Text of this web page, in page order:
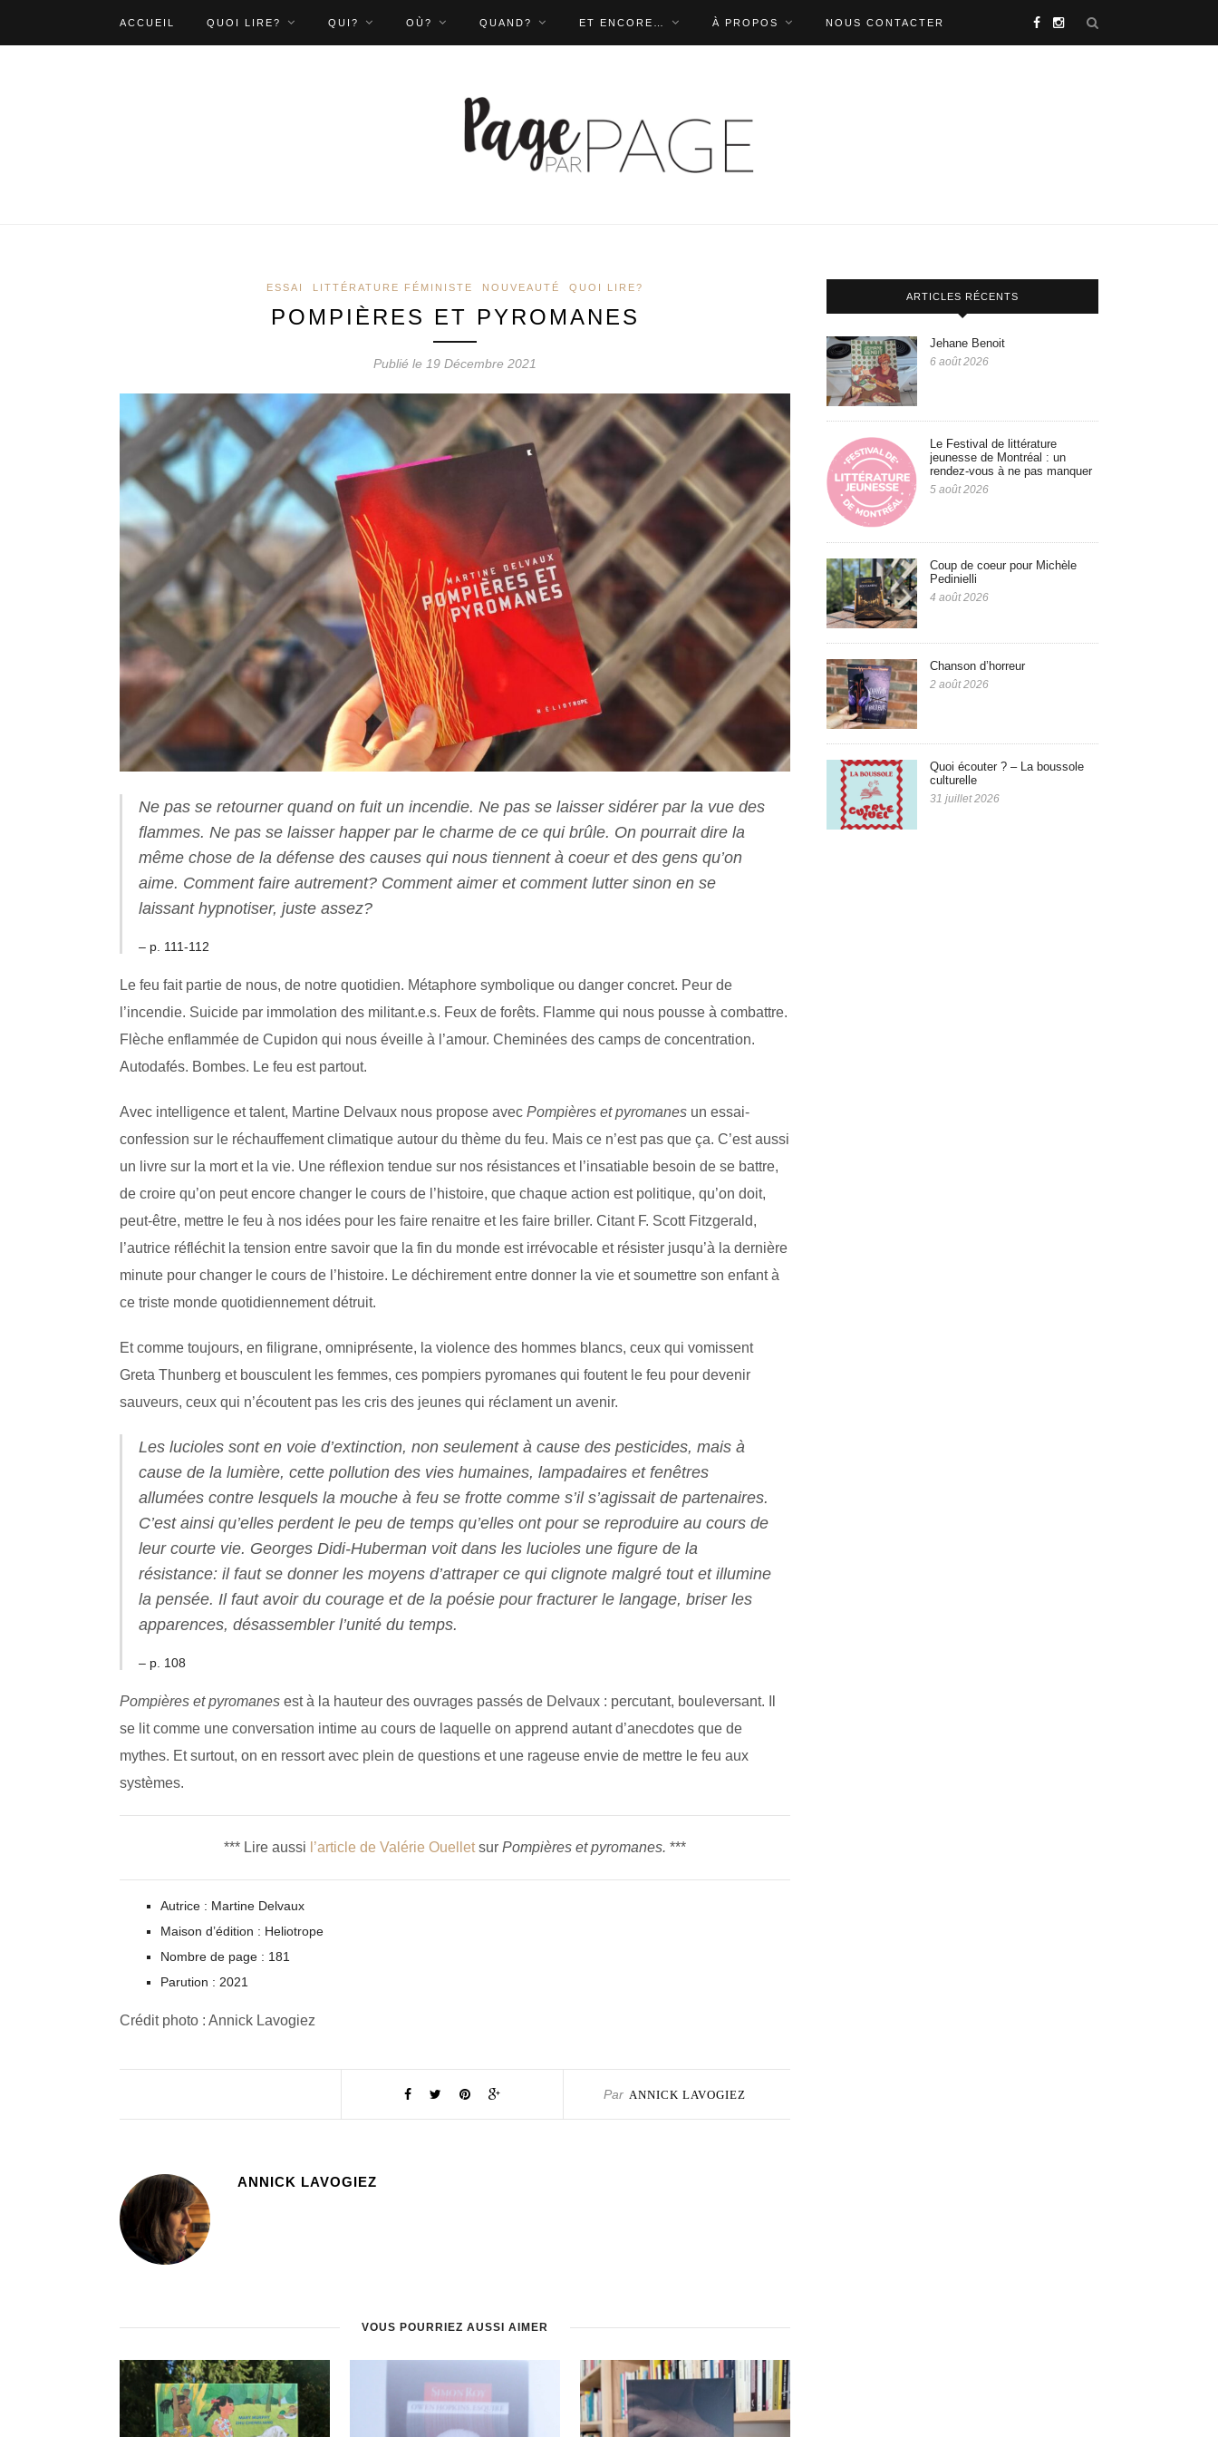
ACCUEIL QUOI LIRE? QUI? OÙ? QUAND? ET ENCORE… À PROPOS NOUS CONTACTER
ESSAI LITTÉRATURE FÉMINISTE NOUVEAUTÉ QUOI LIRE?
POMPIÈRES ET PYROMANES
Publié le 19 Décembre 2021
Ne pas se retourner quand on fuit un incendie. Ne pas se laisser sidérer par la vue des
flammes. Ne pas se laisser happer par le charme de ce qui brûle. On pourrait dire la
même chose de la défense des causes qui nous tiennent à coeur et des gens qu’on
aime. Comment faire autrement? Comment aimer et comment lutter sinon en se
laissant hypnotiser, juste assez?
– p. 111-112
Le feu fait partie de nous, de notre quotidien. Métaphore symbolique ou danger concret. Peur de
l’incendie. Suicide par immolation des militant.e.s. Feux de forêts. Flamme qui nous pousse à combattre.
Flèche enflammée de Cupidon qui nous éveille à l’amour. Cheminées des camps de concentration.
Autodafés. Bombes. Le feu est partout.
Avec intelligence et talent, Martine Delvaux nous propose avec Pompières et pyromanes un essai-
confession sur le réchauffement climatique autour du thème du feu. Mais ce n’est pas que ça. C’est aussi
un livre sur la mort et la vie. Une réflexion tendue sur nos résistances et l’insatiable besoin de se battre,
de croire qu’on peut encore changer le cours de l’histoire, que chaque action est politique, qu’on doit,
peut-être, mettre le feu à nos idées pour les faire renaitre et les faire briller. Citant F. Scott Fitzgerald,
l’autrice réfléchit la tension entre savoir que la fin du monde est irrévocable et résister jusqu’à la dernière
minute pour changer le cours de l’histoire. Le déchirement entre donner la vie et soumettre son enfant à
ce triste monde quotidiennement détruit.
Et comme toujours, en filigrane, omniprésente, la violence des hommes blancs, ceux qui vomissent
Greta Thunberg et bousculent les femmes, ces pompiers pyromanes qui foutent le feu pour devenir
sauveurs, ceux qui n’écoutent pas les cris des jeunes qui réclament un avenir.
Les lucioles sont en voie d’extinction, non seulement à cause des pesticides, mais à
cause de la lumière, cette pollution des vies humaines, lampadaires et fenêtres
allumées contre lesquels la mouche à feu se frotte comme s’il s’agissait de partenaires.
C’est ainsi qu’elles perdent le peu de temps qu’elles ont pour se reproduire au cours de
leur courte vie. Georges Didi-Huberman voit dans les lucioles une figure de la
résistance: il faut se donner les moyens d’attraper ce qui clignote malgré tout et illumine
la pensée. Il faut avoir du courage et de la poésie pour fracturer le langage, briser les
apparences, désassembler l’unité du temps.
– p. 108
Pompières et pyromanes est à la hauteur des ouvrages passés de Delvaux : percutant, bouleversant. Il
se lit comme une conversation intime au cours de laquelle on apprend autant d’anecdotes que de
mythes. Et surtout, on en ressort avec plein de questions et une rageuse envie de mettre le feu aux
systèmes.
*** Lire aussi l’article de Valérie Ouelletsur Pompières et pyromanes. ***
Autrice : Martine Delvaux
Maison d’édition : Heliotrope
Nombre de page : 181
Parution : 2021
Crédit photo : Annick Lavogiez
Par ANNICK LAVOGIEZ
ANNICK LAVOGIEZ
VOUS POURRIEZ AUSSI AIMER
ARTICLES RÉCENTS
Jehane Benoit
6 août 2026
Le Festival de littérature
jeunesse de Montréal : un
rendez-vous à ne pas manquer
5 août 2026
Coup de coeur pour Michèle
Pedinielli
4 août 2026
Chanson d’horreur
2 août 2026
Quoi écouter ? – La boussole
culturelle
31 juillet 2026